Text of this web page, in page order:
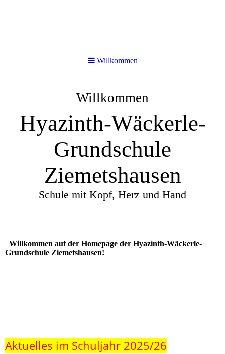
Willkommen
Hyazinth-Wäckerle-
Grundschule
Ziemetshausen
Schule mit Kopf, Herz und Hand
Willkommen auf der Homepage der Hyazinth-Wäckerle-
Grundschule Ziemetshausen!
Aktuelles im Schuljahr 2025/26
Willkommen